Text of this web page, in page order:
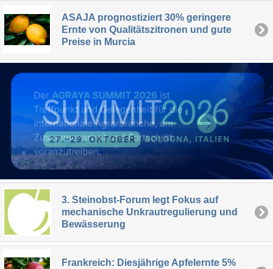
ASAJA prognostiziert 30% geringere
Ernte von Qualitätszitronen und gute
Preise in Murcia
3. Steinobst-Forum legt Fokus auf
mechanische Unkrautregulierung und
Bewässerung
Frankreich: Diesjährige Apfelernte 5%